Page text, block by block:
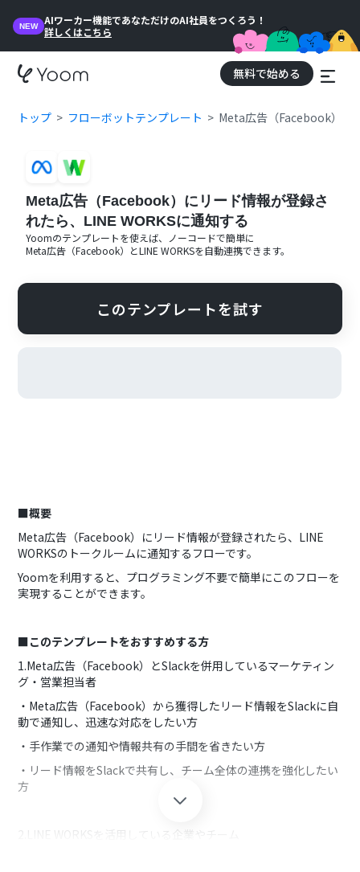
NEW
AIワーカー機能であなただけのAI社員をつくろう！
詳しくはこちら
無料で始める
トップ フローボットテンプレート Meta広告（Facebook）に
Meta広告（Facebook）にリード情報が登録さ
れたら、LINE WORKSに通知する
Yoomのテンプレートを使えば、ノーコードで簡単に
Meta広告（Facebook） とLINE WORKSを自動連携できます。
このテンプレートを試す
■概要
Meta広告（Facebook）にリード情報が登録されたら、LINE
WORKSのトークルームに通知するフローです。
Yoomを利用すると、プログラミング不要で簡単にこのフローを
実現することができます。
■このテンプレートをおすすめする方
1.Meta広告（Facebook）とSlackを併用しているマーケティン
グ・営業担当者
・Meta広告（Facebook）から獲得したリード情報をSlackに自
動で通知し、迅速な対応をしたい方
・手作業での通知や情報共有の手間を省きたい方
・リード情報をSlackで共有し、チーム全体の連携を強化したい
方
2.LINE WORKSを活用している企業やチーム